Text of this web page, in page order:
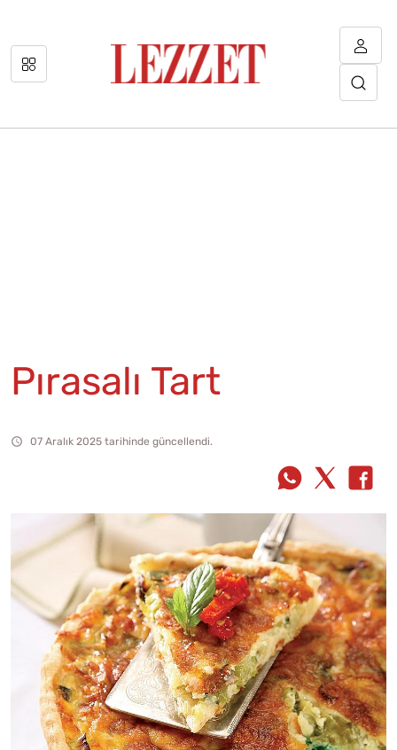
Pırasalı Tart
07 Aralık 2025 tarihinde güncellendi.